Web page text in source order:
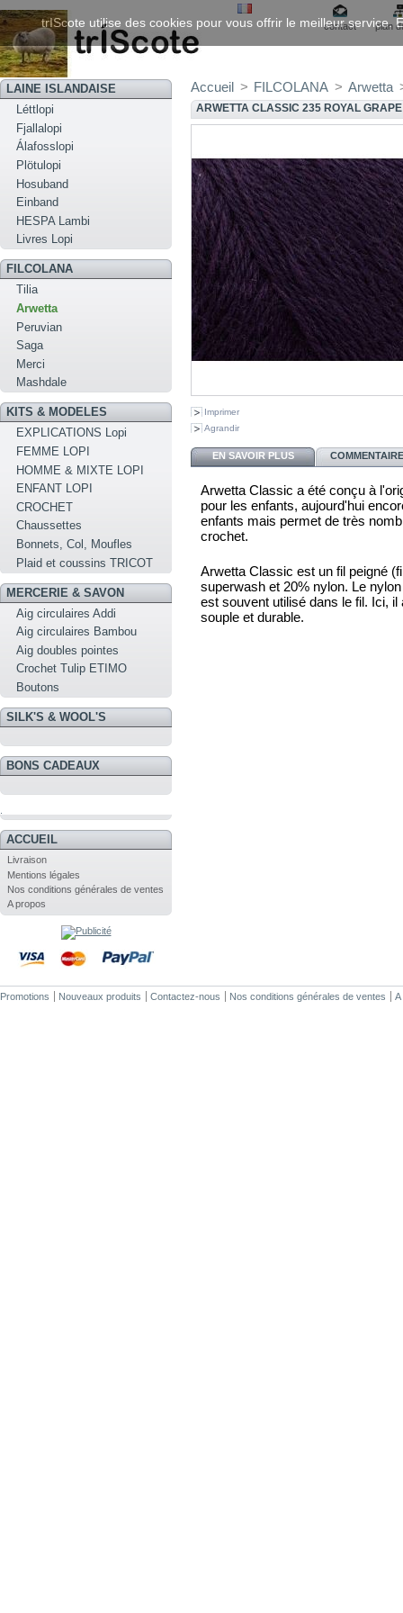
contact plan
LAINE ISLANDAISE
Léttlopi
Fjallalopi
Álafosslopi
Plötulopi
Hosuband
Einband
HESPA Lambi
Livres Lopi
FILCOLANA
Tilia
Arwetta
Peruvian
Saga
Merci
Mashdale
KITS & MODELES
EXPLICATIONS Lopi
FEMME LOPI
HOMME & MIXTE LOPI
ENFANT LOPI
CROCHET
Chaussettes
Bonnets, Col, Moufles
Plaid et coussins TRICOT
MERCERIE & SAVON
Aig circulaires Addi
Aig circulaires Bambou
Aig doubles pointes
Crochet Tulip ETIMO
Boutons
SILK'S & WOOL'S
BONS CADEAUX
ACCUEIL
Livraison
Mentions légales
Nos conditions générales de ventes
A propos
Accueil > FILCOLANA > Arwetta
ARWETTA CLASSIC 235 ROYAL GRAPE
Imprimer
Agrandir
EN SAVOIR PLUS
Arwetta Classic a été conçu à
pour les enfants, aujourd'hui
enfants mais permet de très
crochet.
Arwetta Classic est un fil peigné
superwash et 20% nylon. Le
est souvent utilisé dans le fil. Ici,
souple et durable.
Promotions Nouveaux produits Contactez-nous Nos conditions générales de ventes A
trIScote utilise des cookies pour vous offrir le meilleur